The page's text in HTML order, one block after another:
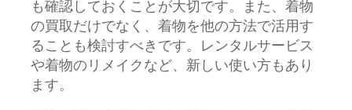
も確認しておくことが大切です。また、着物
の買取だけでなく、着物を他の方法で活用す
ることも検討すべきです。レンタルサービス
や着物のリメイクなど、新しい使い方もあり
ます。